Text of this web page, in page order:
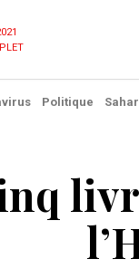
Politique